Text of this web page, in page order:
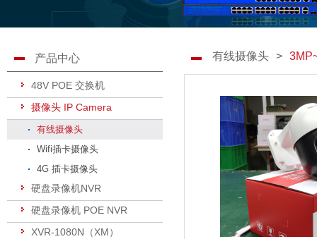
产品中心
48V POE 交换机
摄像头 IP Camera
有线摄像头
Wifi插卡摄像头
4G 插卡摄像头
硬盘录像机NVR
硬盘录像机 POE NVR
XVR-1080N（XM）
有线摄像头 >